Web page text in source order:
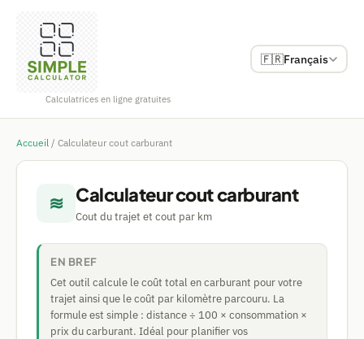
Calculatrices en ligne gratuites
🇫🇷Français
Accueil / Calculateur cout carburant
≋ Calculateur cout carburant
Cout du trajet et cout par km
EN BREF
Cet outil calcule le coût total en carburant pour votre
trajet ainsi que le coût par kilomètre parcouru. La
formule est simple : distance ÷ 100 × consommation ×
prix du carburant. Idéal pour planifier vos